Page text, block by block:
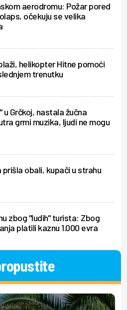
aerodromu: Požar pored
očekuju se velika
helikopter Hitne pomoći
trenutku
u Grčkoj, nastala žučna
grmi muzika, ljudi ne mogu
prišla obali, kupači u strahu
zbog "ludih" turista: Zbog
platili kaznu 1.000 evra